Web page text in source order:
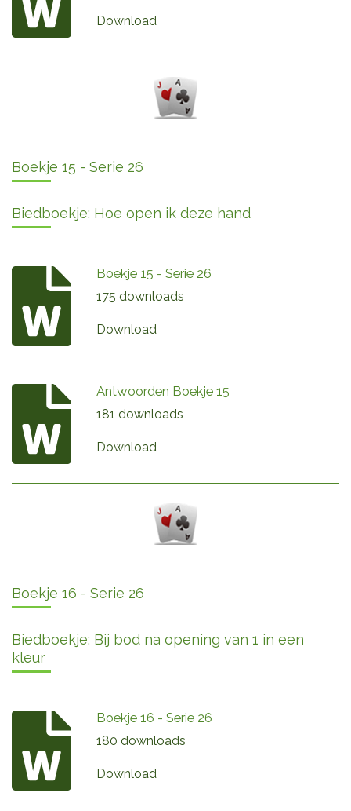
Download
Boekje 15 - Serie 26
Biedboekje: Hoe open ik deze hand
Boekje 15 - Serie 26
175 downloads
Download
Antwoorden Boekje 15
181 downloads
Download
Boekje 16 - Serie 26
Biedboekje: Bij bod na opening van 1 in een
kleur
Boekje 16 - Serie 26
180 downloads
Download